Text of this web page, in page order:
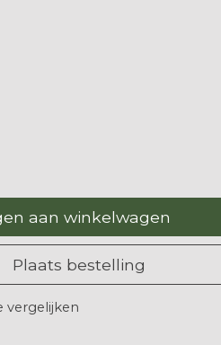
aan winkelwagen
Plaats bestelling
vergelijken